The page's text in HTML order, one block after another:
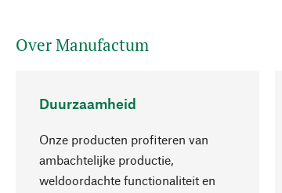
Over Manufactum
Duurzaamheid
Onze producten profiteren van
ambachtelijke productie,
weldoordachte functionaliteit en